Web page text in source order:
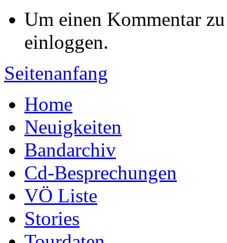
Um einen Kommentar
einloggen.
Seitenanfang
Home
Neuigkeiten
Bandarchiv
Cd-Besprechungen
VÖ Liste
Stories